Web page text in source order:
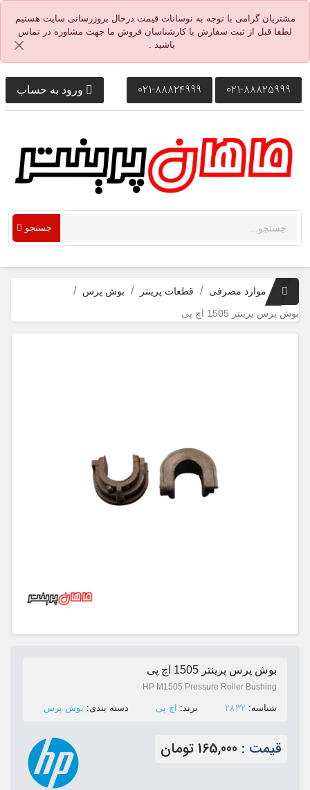
مشتریان گرامی با توجه به نوسانات قیمت درحال بروزرسانی سایت هستیم
لطفا قبل از ثبت سفارش با کارشناسان فروش ما جهت مشاوره در تماس
باشید .
021-88825999
021-88824999 ورود به حساب
جستجو
موارد مصرفی قطعات پرینتر
بوش پرس
بوش پرس پرینتر 1505 اچ پی
بوش پرس پرینتر 1505 اچ پی
HP M1505 Pressure Roller Bushing
ﺷﻨﺎﺳﻪ: 2832 ﺑﺮﻧﺪ: اچ پی ﺩﺳﺘﻪ ﺑﻨﺪی: بوش پرس
قیمت : 165,000 تومان